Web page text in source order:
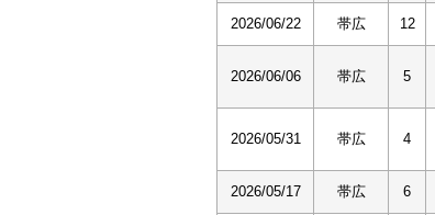
2026/06/22 帯広 12
2026/06/06 帯広 5
2026/05/31 帯広 4
2026/05/17 帯広 6